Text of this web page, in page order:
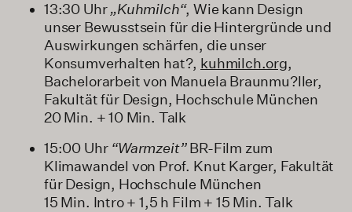
13:30 Uhr„Kuhmilch“, Wie kann Design
unser Bewusstsein für die Hintergründe und
Auswirkungen schärfen, die unser
Konsumverhalten hat?, kuhmilch.org,
Bachelorarbeit von Manuela Braunmu?ller,
Fakultät für Design, Hochschule München
20 Min. + 10 Min. Talk
15:00 Uhr “Warmzeit”BR-Film zum
Klimawandel von Prof. Knut Karger, Fakultät
für Design, Hochschule München
15 Min. Intro + 1,5 h Film + 15 Min. Talk